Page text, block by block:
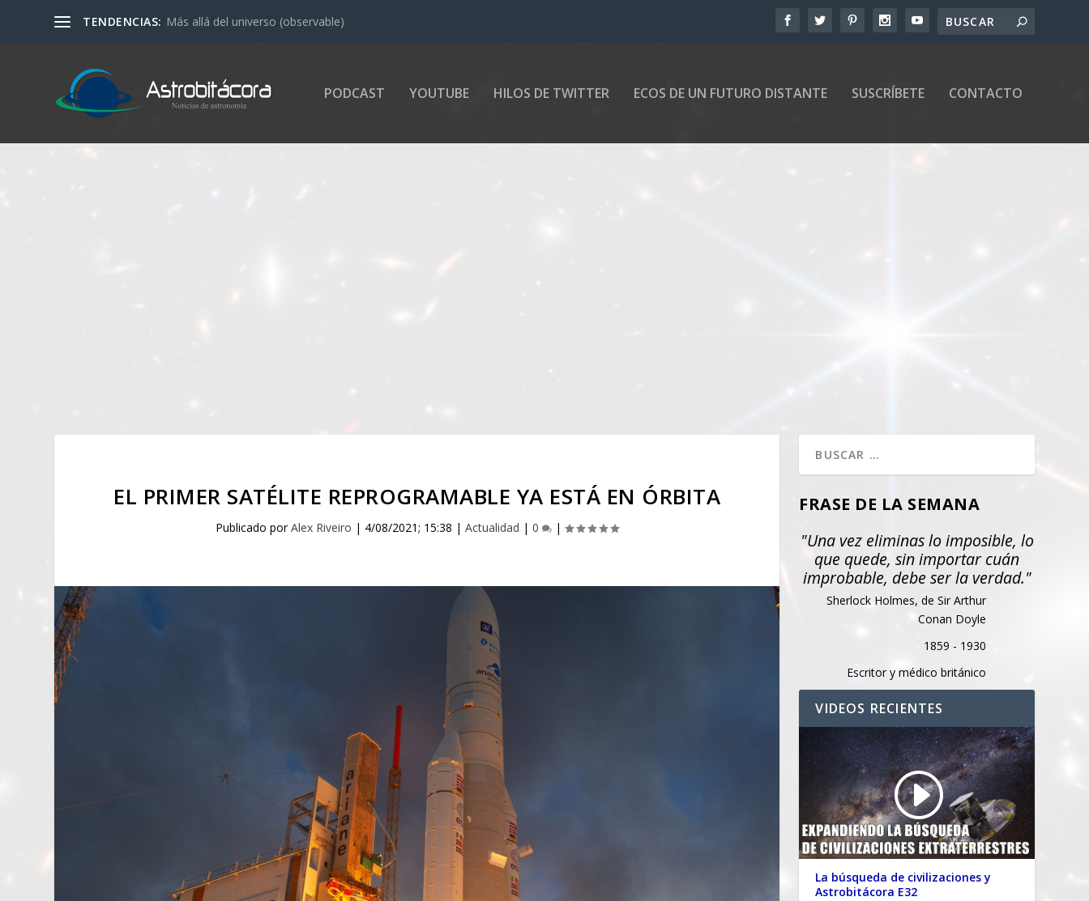
TENDENCIAS: Más allá del universo (observable)
PODCAST YOUTUBE HILOS DE TWITTER ECOS DE UN FUTURO DISTANTE SUSCRÍBETE CONTACTO
EL PRIMER SATÉLITE REPROGRAMABLE YA ESTÁ EN ÓRBITA
Publicado porAlex Riveiro | 4/08/2021; 15:38 |Actualidad |0 |
FRASE DE LA SEMANA
"Una vez eliminas lo imposible, lo
que quede, sin importar cuán
improbable, debe ser la verdad."
Sherlock Holmes, de Sir Arthur
Conan Doyle
1859 - 1930
Escritor y médico británico
VIDEOS RECIENTES
La búsqueda de civilizaciones y
Astrobitácora E32